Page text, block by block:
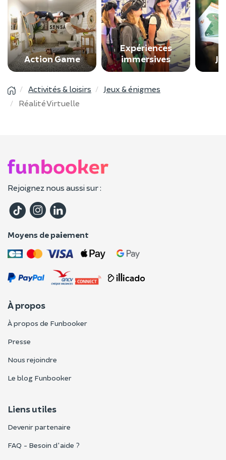
Action Game
Expériences
immersives
Activités & loisirs
Jeux & énigmes
Réalité Virtuelle
Rejoignez nous aussi sur :
Moyens de paiement
À propos
À propos de Funbooker
Presse
Nous rejoindre
Le blog Funbooker
Liens utiles
Devenir partenaire
FAQ - Besoin d'aide ?